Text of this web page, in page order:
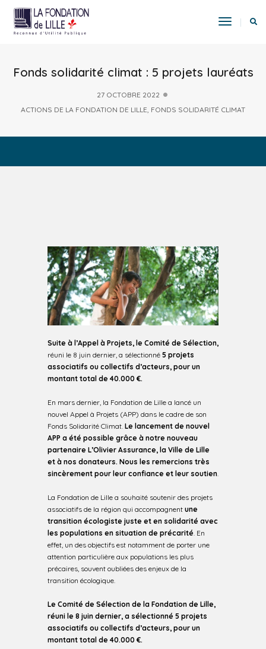
Toggle
Fonds solidarité climat : 5 projets lauréats
27 OCTOBRE 2022
ACTIONS DE LA FONDATION DE LILLE, FONDS SOLIDARITÉ CLIMAT
Suite à l’Appel à Projets, le Comité de Sélection,
réuni le 8 juin dernier, a sélectionné 5 projets
associatifs ou collectifs d’acteurs, pour un
montant total de 40.000 €.
En mars dernier, la Fondation de Lille a lancé un
nouvel Appel à Projets (APP) dans le cadre de son
Fonds Solidarité Climat. Le lancement de nouvel
APP a été possible grâce à notre nouveau
partenaire L’Olivier Assurance, la Ville de Lille
et à nos donateurs. Nous les remercions très
sincèrement pour leur confiance et leur soutien.
La Fondation de Lille a souhaité soutenir des projets
associatifs de la région qui accompagnent une
transition écologiste juste et en solidarité avec
les populations en situation de précarité. En
effet, un des objectifs est notamment de porter une
attention particulière aux populations les plus
précaires, souvent oubliées des enjeux de la
transition écologique.
Le Comité de Sélection de la Fondation de Lille,
réuni le 8 juin dernier, a sélectionné 5 projets
associatifs ou collectifs d’acteurs, pour un
montant total de 40.000 €.